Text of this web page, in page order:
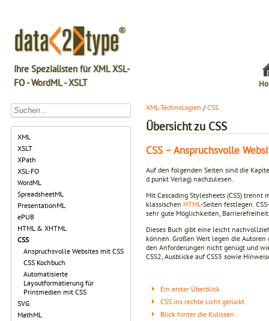
Ihre Spezialisten für XML XSL-
FO - WordML - XSLT
XML
XSLT
XPath
XSL-FO
WordML
SpreadsheetML
PresentationML
ePUB
HTML & XHTML
CSS
Anspruchsvolle Websites mit CSS
CSS Kochbuch
Automatisierte
Layoutformatierung für
Printmedien mit CSS
SVG
MathML
XML-Technologien /CSS
Übersicht zu CSS
CSS − Anspruchsvolle
Auf den folgenden Seiten sind die
d.punkt Verlag) nachzulesen.
Mit Cascading Stylesheets (CSS)
klassischen HTML-Seiten festlegen.
sehr gute Möglichkeiten,
Dieses Buch gibt eine leicht
können. Großen Wert legen die
den Anforderungen nicht genügt und
CSS2, Ausblicke auf CSS3 sowie
Ein erster Überblick
CSS ins rechte Licht gerückt
Blick hinter die Kulissen